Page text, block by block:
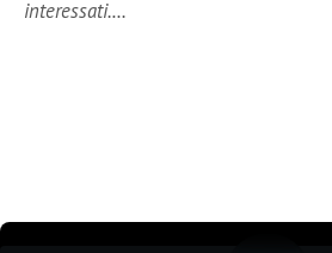
interessati.…